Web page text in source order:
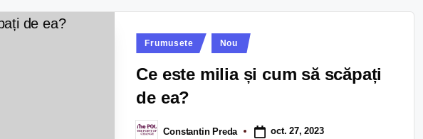
Frumusete Nou
Ce este milia și cum să scăpați
de ea?
Constantin Preda oct. 27, 2023